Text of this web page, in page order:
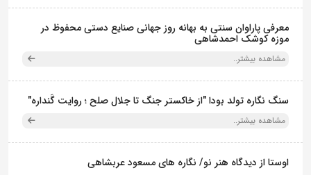
معرفی پاراوان سنتی به بهانه روز جهانی صنایع دستی محفوظ در
موزه کوشک احمدشاهی
مشاهده بیشتر..
سنگ نگاره تولد بودا "از خاکستر جنگ تا جلال صلح ؛ روایت گَنداره"
مشاهده بیشتر..
اوستا از دیدگاه هنر نو/ نگاره های مسعود عربشاهی